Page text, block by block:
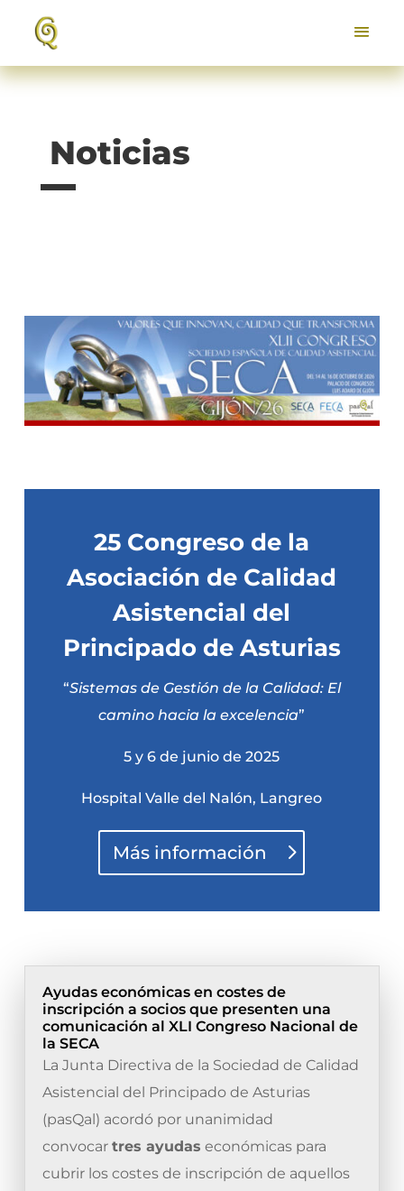
Noticias
25 Congreso de la
Asociación de Calidad
Asistencial del
Principado de Asturias
“Sistemas de Gestión de la Calidad: El
camino hacia la excelencia”
5 y 6 de junio de 2025
Hospital Valle del Nalón, Langreo
Más información
Ayudas económicas en costes de
inscripción a socios que presenten una
comunicación al XLI Congreso Nacional de
la SECA
La Junta Directiva de la Sociedad de Calidad
Asistencial del Principado de Asturias
(pasQal) acordó por unanimidad
convocar tres ayudas económicas para
cubrir los costes de inscripción de aquellos